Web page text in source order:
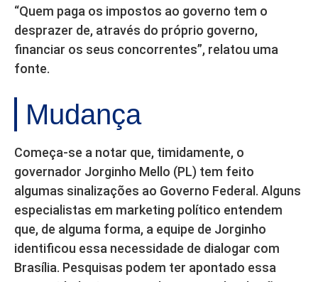
“Quem paga os impostos ao governo tem o
desprazer de, através do próprio governo,
financiar os seus concorrentes”, relatou uma
fonte.
Mudança
Começa-se a notar que, timidamente, o
governador Jorginho Mello (PL) tem feito
algumas sinalizações ao Governo Federal. Alguns
especialistas em marketing político entendem
que, de alguma forma, a equipe de Jorginho
identificou essa necessidade de dialogar com
Brasília. Pesquisas podem ter apontado essa